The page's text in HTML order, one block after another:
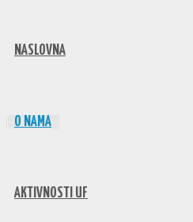
NASLOVNA
O NAMA
AKTIVNOSTI UF